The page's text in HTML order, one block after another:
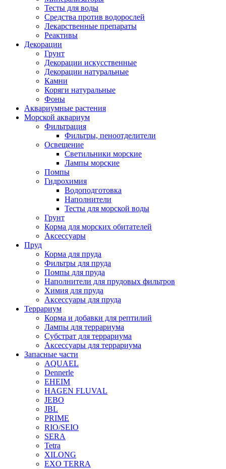
Тесты для воды
Средства против водорослей
Лекарственные препараты
Реактивы
Декорации
Грунт
Декорации искусственные
Декорации натуральные
Камни
Коряги натуральные
Фоны
Аквариумные растения
Морской аквариум
Фильтрация
Фильтры, пеноотделители
Освещение
Светильники морские
Лампы морские
Помпы
Гидрохимия
Водоподготовка
Наполнители
Тесты для морской воды
Грунт
Корма для морских обитателей
Аксессуары
Пруд
Корма для пруда
Фильтры для пруда
Помпы для пруда
Наполнители для прудовых фильтров
Химия для пруда
Аксессуары для пруда
Террариум
Корма и добавки для рептилий
Лампы для террариума
Субстрат для террариума
Аксессуары для террариума
Запасные части
AQUAEL
Dennerle
EHEIM
HAGEN FLUVAL
JEBO
JBL
PRIME
RIO/SEIO
SERA
Tetra
XILONG
EXO TERRA